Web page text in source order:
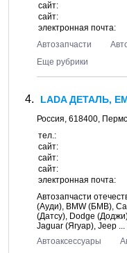
сайт:
сайт:
электронная почта:
Автозапчасти
Еще рубрики
LADA ДЕТАЛЬ,
Россия, 618400,
тел.:
сайт:
сайт:
сайт:
электронная почта:
Автозапчасти
(Ауди), BMW (БМВ),
(Датсу), Dodge
Jaguar (Ягуар), Jeep ...
Автоаксессуары